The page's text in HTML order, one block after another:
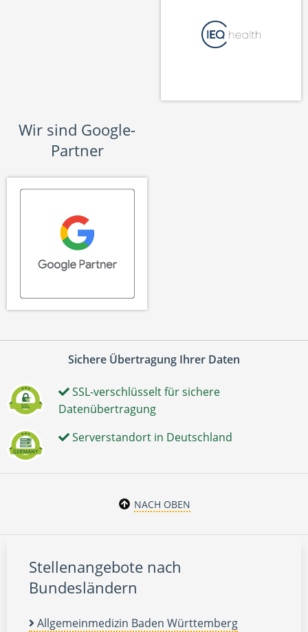
Wir sind Google-
Partner
Sichere Übertragung Ihrer Daten
SSL-verschlüsselt für sichere
Datenübertragung
Serverstandort in Deutschland
NACH OBEN
Stellenangebote nach
Bundesländern
Allgemeinmedizin Baden Württemberg